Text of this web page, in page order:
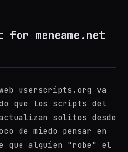
meneame.net
userscripts.org va
que los scripts del
actualizan solitos desde
de miedo pensar en
que alguien "robe" el